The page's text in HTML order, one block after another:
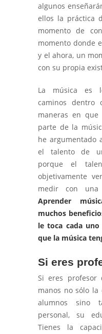
algunos
ellos la práctica
momento de
momento donde
y el ahora, un
con su propia
La música es
caminos dentro
maneras en
parte de la
he argumentado
el talento de
porque el
objetivamente
medir con
Aprender
muchos
le toca cada
que la música
Si eres
Si eres profesor
manos no sólo la
alumnos sino
personal, su
Tienes la